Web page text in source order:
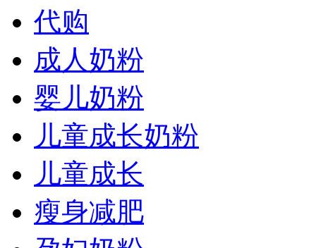
代购
成人奶粉
婴儿奶粉
儿童成长奶粉
儿童成长
瘦身减肥